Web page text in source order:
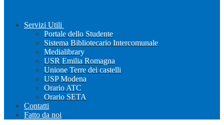
Servizi Utili
Portale dello Studente
Sistema Bibliotecario Intercomunale
Medialibrary
USR Emilia Romagna
Unione Terre dei castelli
USP Modena
Orario ATC
Orario SETA
Contatti
Fatto da noi